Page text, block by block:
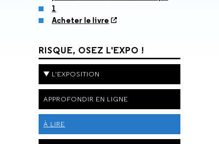
1
Acheter le livre
RISQUE, OSEZ L'EXPO !
L'EXPOSITION
APPROFONDIR EN LIGNE
À LIRE